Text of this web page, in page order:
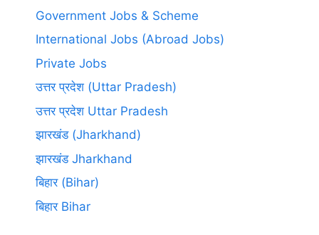
Government Jobs & Scheme
International Jobs (Abroad Jobs)
Private Jobs
उत्तर प्रदेश (Uttar Pradesh)
उत्तर प्रदेश Uttar Pradesh
झारखंड (Jharkhand)
झारखंड Jharkhand
बिहार (Bihar)
बिहार Bihar